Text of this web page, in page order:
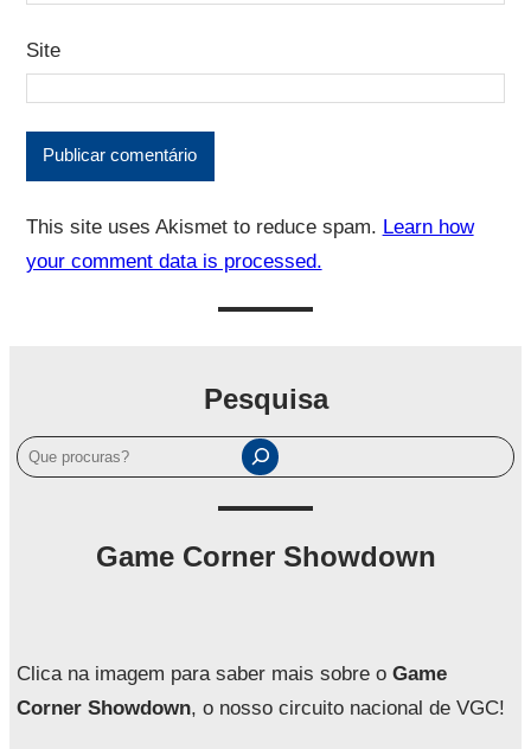
Site
This site uses Akismet to reduce spam. Learn how
your comment data is processed.
Pesquisa
P
e
a
r
Game Corner Showdown
Clica na imagem para saber mais sobre o Game
Corner Showdown, o nosso circuito nacional de VGC!